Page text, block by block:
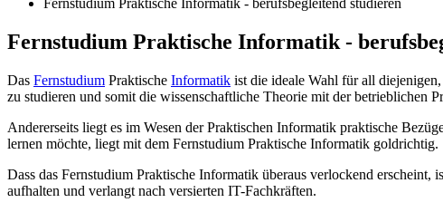
Fernstudium Praktische Informatik - berufsbegleitend studieren
Fernstudium Praktische Informatik -
Das Fernstudium Praktische Informatik ist die ideale Wahl für all
zu studieren und somit die wissenschaftliche Theorie mit der betrieblichen
Andererseits liegt es im Wesen der Praktischen Informatik praktische
lernen möchte, liegt mit dem Fernstudium Praktische Informatik goldrichtig.
Dass das Fernstudium Praktische Informatik überaus verlockend
aufhalten und verlangt nach versierten IT-Fachkräften.